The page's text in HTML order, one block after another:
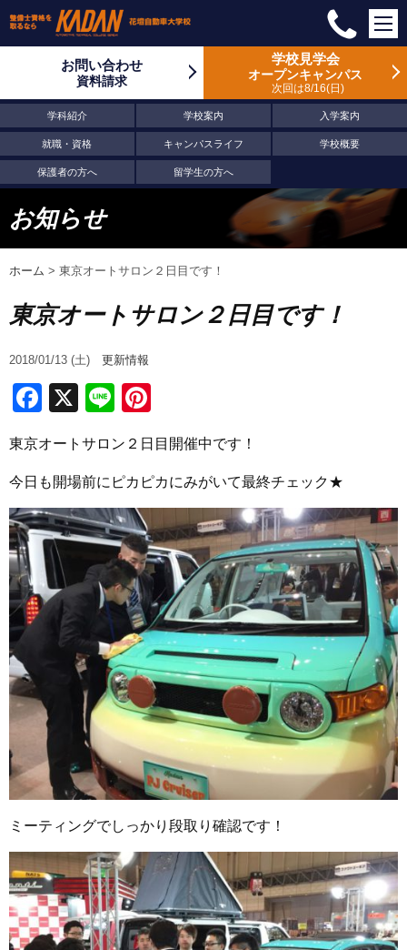
お問い合わせ
資料請求
学校見学会
オープンキャンパス
次回は8/16 日
学科紹介 学校案内 入学案内
就職・資格 キャンパスライフ 学校概要
保護者の方へ 留学生の方へ
お知らせ
ホーム > 東京オートサロン２日目です！
東京オートサロン２日目です！
2018/01/13 (土) 更新情報
Facebook
X Line
東京オートサロン２日目開催中です！
今日も開場前にピカピカにみがいて最終チェック★
ミーティングでしっかり段取り確認です！